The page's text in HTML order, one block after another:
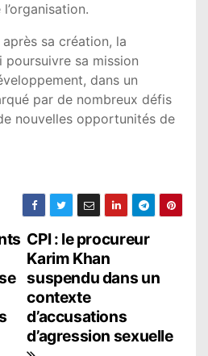
après sa création, la
poursuivre sa mission
dans un
par de nombreux défis
nouvelles opportunités de
CPI : le procureur
Karim Khan
suspendu dans un
contexte
d’accusations
d’agression sexuelle